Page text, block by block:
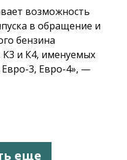
возможность
в обращение и
бензина
К3 и К4, именуемых
3, Евро-4», —
еще